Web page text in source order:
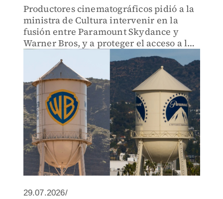
Productores cinematográficos pidió a la
ministra de Cultura intervenir en la
fusión entre Paramount Skydance y
Warner Bros, y a proteger el acceso a las
imágenes de archivo de noticias
utilizadas por los realizadores de
documentales.
29.07.2026/